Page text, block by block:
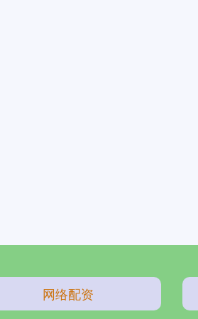
网络配资